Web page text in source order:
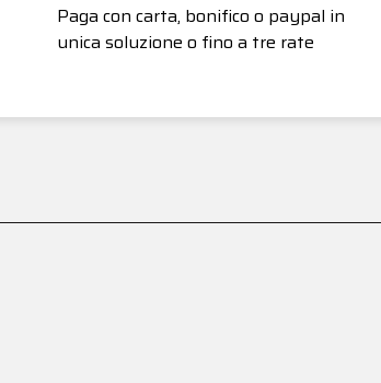
Paga con carta, bonifico o paypal in
unica soluzione o fino a tre rate